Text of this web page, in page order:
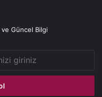
Güncel Bilgi